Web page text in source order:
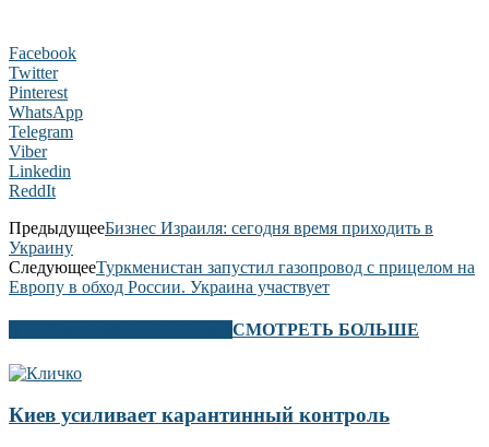
Facebook
Twitter
Pinterest
WhatsApp
Telegram
Viber
Linkedin
ReddIt
ПредыдущееБизнес Израиля: сегодня время приходить в
Украину
СледующееТуркменистан запустил газопровод с прицелом на
Европу в обход России. Украина участвует
СМОТРЕТЬ БОЛЬШЕ
Киев усиливает карантинный контроль